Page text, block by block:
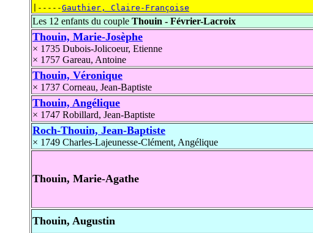
|-----Gauthier, Claire-Françoise
Les 12 enfants du couple Thouin - Février-Lacroix
Thouin, Marie-Josèphe
× 1735 Dubois-Jolicoeur, Etienne
× 1757 Gareau, Antoine
Thouin, Véronique
× 1737 Corneau, Jean-Baptiste
Thouin, Angélique
× 1747 Robillard, Jean-Baptiste
Roch-Thouin, Jean-Baptiste
× 1749 Charles-Lajeunesse-Clément, Angélique
Thouin, Marie-Agathe
Thouin, Augustin